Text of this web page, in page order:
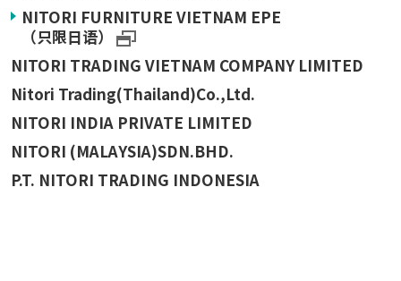
NITORI FURNITURE VIETNAM EPE
（只限日语）
NITORI TRADING VIETNAM COMPANY LIMITED
Nitori Trading(Thailand)Co.,Ltd.
NITORI INDIA PRIVATE LIMITED
NITORI (MALAYSIA)SDN.BHD.
P.T. NITORI TRADING INDONESIA